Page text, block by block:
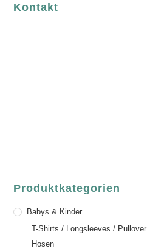
Kontakt
Produktkategorien
Babys & Kinder
T-Shirts / Longsleeves / Pullover
Hosen